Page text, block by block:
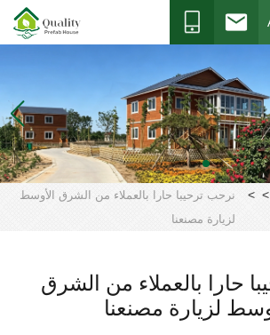
>
>
نرحب ترحيبا حارا بالعملاء من الشرق الأوسط
لزيارة مصنعنا
حارا بالعملاء من الشرق
لزيارة مصنعنا